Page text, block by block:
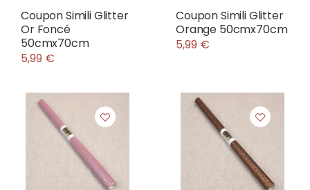
Coupon Simili Glitter
Or Foncé
50cmx70cm
5,99 €
Coupon Simili Glitter
Orange 50cmx70cm
5,99 €